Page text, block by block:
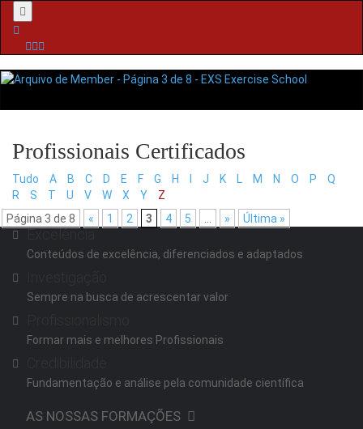
Menu
Tudo A B C D E F G H J K L M N O P
Q
R
S T U V W X Y
Z
Página 3 de 8
« 1 2 3 4 5 » Última »
Conteúdos de excelência, diferenciados e adaptados
Sempre na busca de acrescentar valor
Formar mais e melhores Profissionais
Fundamentação e análise pela comunidade científica
AS NOSSAS FORMAÇÕES